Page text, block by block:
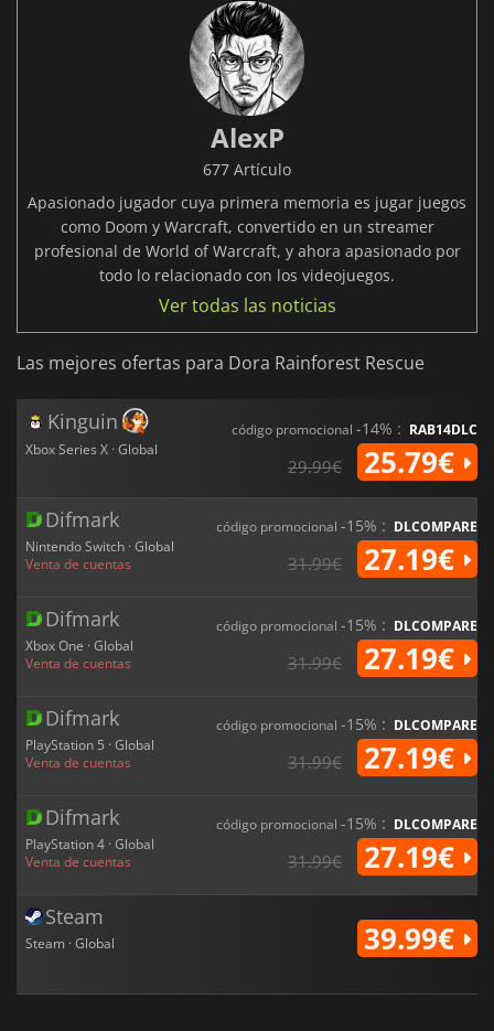
AlexP
677 Artículo
Apasionado jugador cuya primera memoria es jugar juegos
como Doom y Warcraft, convertido en un streamer
profesional de World of Warcraft, y ahora apasionado por
todo lo relacionado con los videojuegos.
Ver todas las noticias
Las mejores ofertas para Dora Rainforest Rescue
Kinguin
Xbox Series X · Global
código promocional -14% : RAB14DLC
29.99€ 25.79€
Difmark
Nintendo Switch · Global
Venta de cuentas
código promocional -15% : DLCOMPARE
31.99€ 27.19€
Difmark
Xbox One · Global
Venta de cuentas
código promocional -15% : DLCOMPARE
31.99€ 27.19€
Difmark
PlayStation 5 · Global
Venta de cuentas
código promocional -15% : DLCOMPARE
31.99€ 27.19€
Difmark
PlayStation 4 · Global
Venta de cuentas
código promocional -15% : DLCOMPARE
31.99€ 27.19€
Steam
Steam · Global 39.99€